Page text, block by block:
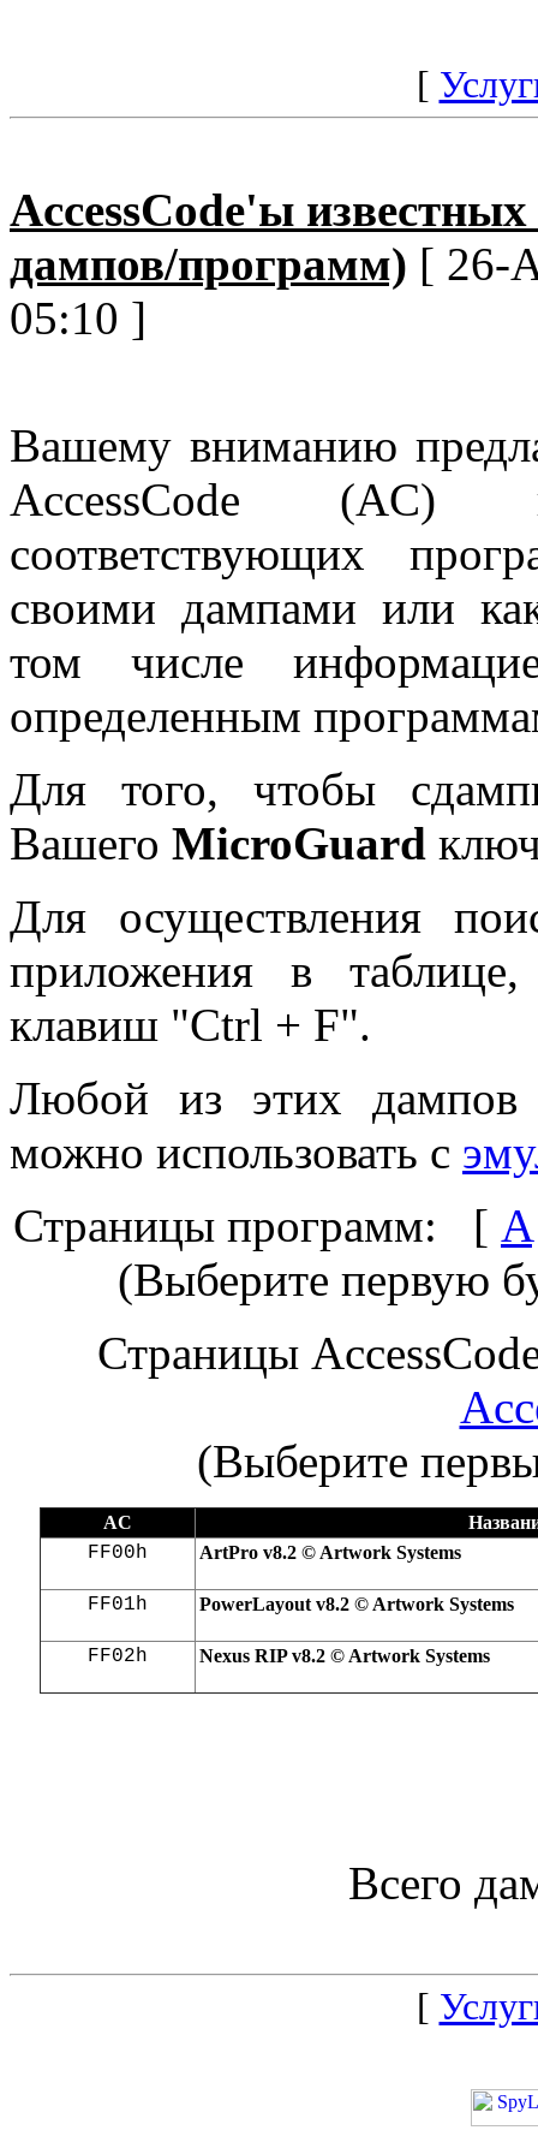
[
AccessCode'ы
дампов/программ) [ 26-
05:10 ]
Вашему вниманию
AccessCode
соответствующих
своими дампами или
том числе
определенным
Для того, чтобы
Вашего MicroGuard
Для осуществления
приложения в таблице,
клавиш "Ctrl + F".
Любой из этих
можно использовать с
Страницы программ: [ A
(Выберите первую
Страницы
(Выберите
AC
FF00h ArtPro v8.2 © Artwork Systems
FF01h PowerLayout v8.2 © Artwork Systems
FF02h Nexus RIP v8.2 © Artwork Systems
Всего
[